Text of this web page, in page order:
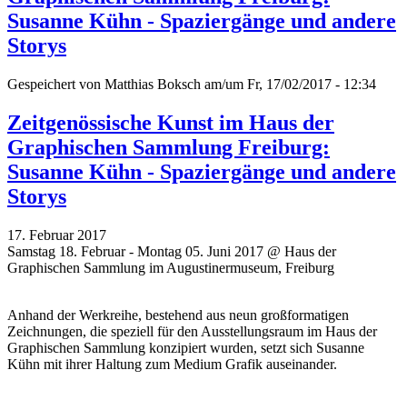
Susanne Kühn - Spaziergänge und andere
Storys
Gespeichert von Matthias Boksch am/um Fr, 17/02/2017 - 12:34
Zeitgenössische Kunst im Haus der
Graphischen Sammlung Freiburg:
Susanne Kühn - Spaziergänge und andere
Storys
17. Februar 2017
Samstag 18. Februar - Montag 05. Juni 2017 @ Haus der
Graphischen Sammlung im Augustinermuseum, Freiburg
Anhand der Werkreihe, bestehend aus neun großformatigen
Zeichnungen, die speziell für den Ausstellungsraum im Haus der
Graphischen Sammlung konzipiert wurden, setzt sich Susanne
Kühn mit ihrer Haltung zum Medium Grafik auseinander.